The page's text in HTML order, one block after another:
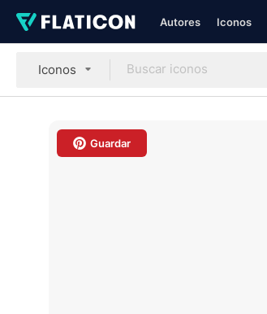
Autores Iconos
Iconos
Guardar